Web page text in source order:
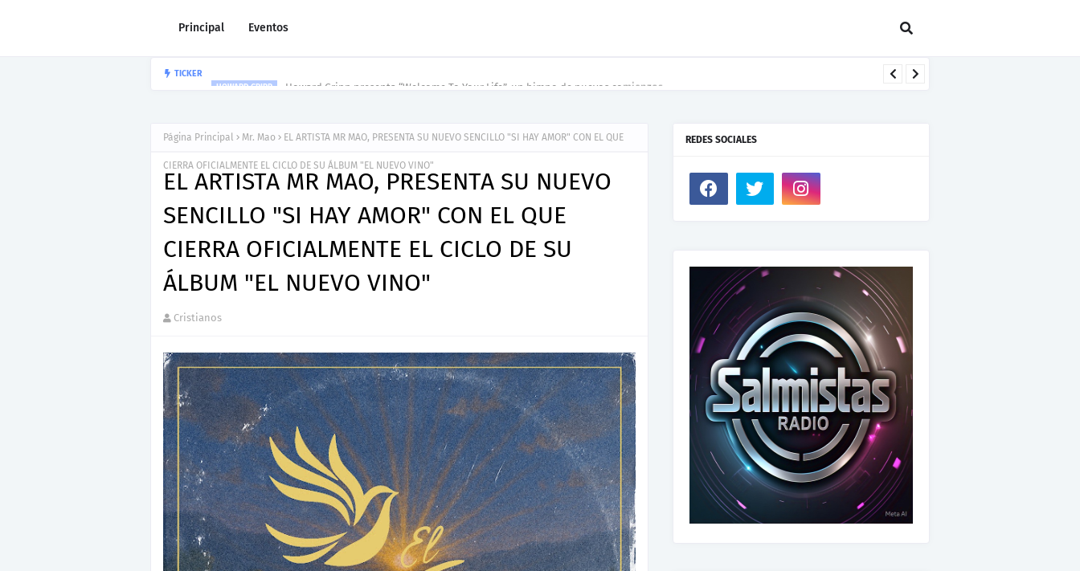
Principal Eventos
TICKER
Página Principal Mr. Mao EL ARTISTA MR MAO, PRESENTA SU NUEVO SENCILLO "SI HAY AMOR" CON EL QUE
CIERRA OFICIALMENTE EL CICLO DE SU ÁLBUM "EL NUEVO VINO"
EL ARTISTA MR MAO, PRESENTA SU NUEVO
SENCILLO "SI HAY AMOR" CON EL QUE
CIERRA OFICIALMENTE EL CICLO DE SU
ÁLBUM "EL NUEVO VINO"
Cristianos
REDES SOCIALES